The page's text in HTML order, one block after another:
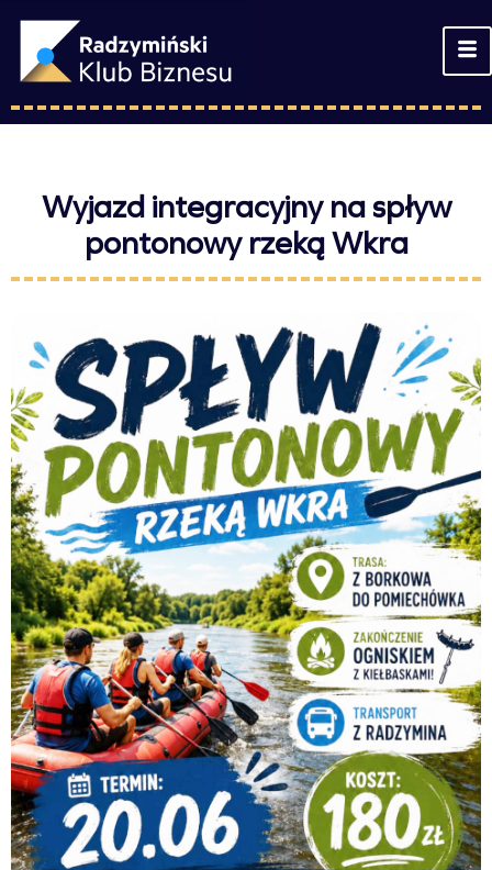
Wyjazd integracyjny na spływ
pontonowy rzeką Wkra